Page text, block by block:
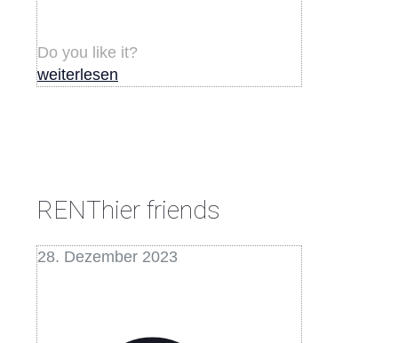
Do you like it?
weiterlesen
RENThier friends
28. Dezember 2023